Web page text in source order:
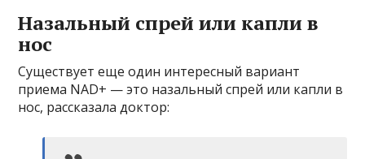
Назальный спрей или капли в
нос
Существует еще один интересный вариант
приема NAD+ — это назальный спрей или капли в
нос, рассказала доктор: